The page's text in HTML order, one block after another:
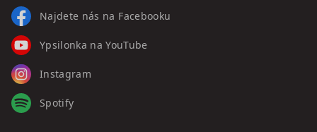
Najdete nás na Facebooku
Ypsilonka na YouTube
Instagram
Spotify